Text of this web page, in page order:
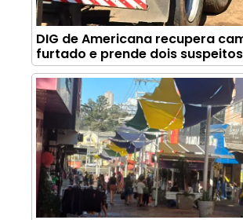
DIG de Americana recupera
furtado e prende dois